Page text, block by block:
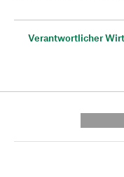
Verantwortlicher